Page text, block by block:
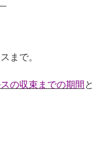
まで。
の収束までの期間